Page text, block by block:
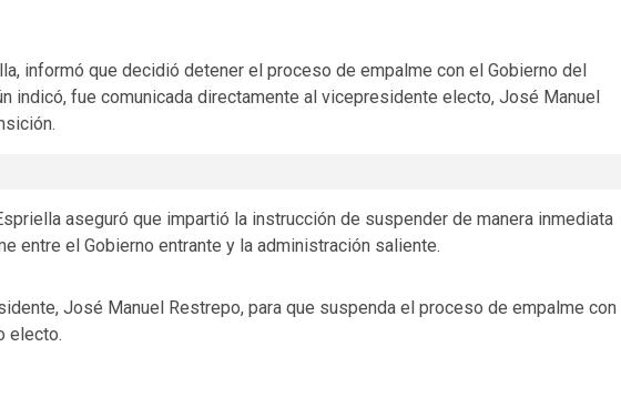
informó que decidió detener el proceso de empalme con el Gobierno del
indicó, fue comunicada directamente al vicepresidente electo, José Manuel
aseguró que impartió la instrucción de suspender de manera inmediata
entre el Gobierno entrante y la administración saliente.
José Manuel Restrepo, para que suspenda el proceso de empalme con
electo.